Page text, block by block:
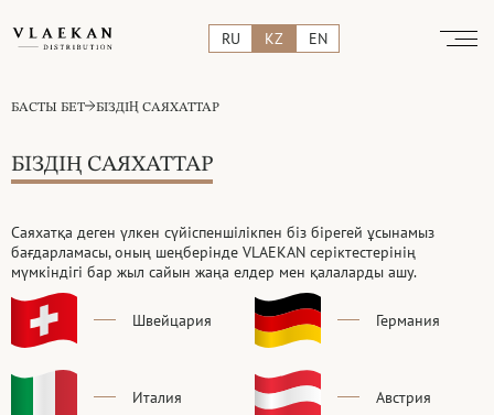
RU KZ EN
БАСТЫ БЕТ БІЗДІҢ САЯХАТТАР
БІЗДІҢ САЯХАТТАР
Саяхатқа деген үлкен сүйіспеншілікпен біз бірегей ұсынамыз
бағдарламасы, оның шеңберінде VLAEKAN серіктестерінің
мүмкіндігі бар жыл сайын жаңа елдер мен қалаларды ашу.
Швейцария
Италия
Германия
Австрия